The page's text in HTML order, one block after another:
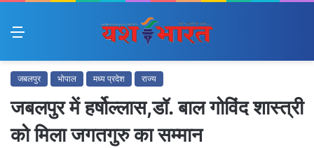
Menu
जबलपुर भोपाल मध्य प्रदेश राज्य
जबलपुर में हर्षोल्लास,डॉ. बाल गोविंद शास्त्री
को मिला जगतगुरु का सम्मान